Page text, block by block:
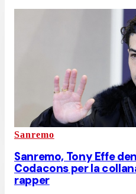
Sanremo
Sanremo, Tony Effe
Codacons per la
rapper